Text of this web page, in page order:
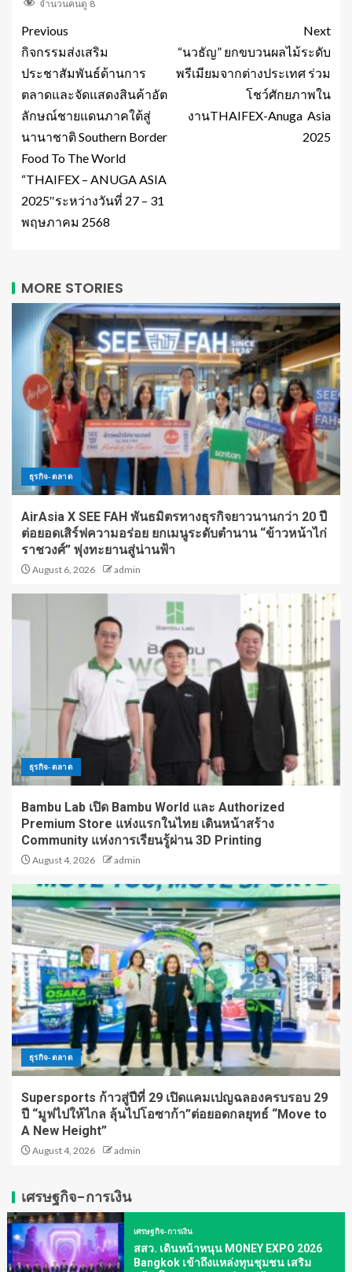
จำนวนคนดู 8
Previous
กิจกรรมส่งเสริม
ประชาสัมพันธ์ด้านการ
ตลาดและจัดแสดงสินค้าอัต
ลักษณ์ชายแดนภาคใต้สู่
นานาชาติ Southern Border
Food To The World
“THAIFEX – ANUGA ASIA
2025″ระหว่างวันที่ 27 – 31
พฤษภาคม 2568
Next
“นวธัญ” ยกขบวนผลไม้ระดับ
พรีเมียมจากต่างประเทศ ร่วม
โชว์ศักยภาพใน
งานTHAIFEX-Anuga Asia
2025
MORE STORIES
ธุรกิจ-ตลาด
AirAsia X SEE FAH พันธมิตรทางธุรกิจยาวนานกว่า 20 ปี
ต่อยอดเสิร์ฟความอร่อย ยกเมนูระดับตำนาน “ข้าวหน้าไก่
ราชวงศ์” พุ่งทะยานสู่น่านฟ้า
August 6, 2026 admin
ธุรกิจ-ตลาด
Bambu Lab เปิด Bambu World และ Authorized
Premium Store แห่งแรกในไทย เดินหน้าสร้าง
Community แห่งการเรียนรู้ผ่าน 3D Printing
August 4, 2026 admin
ธุรกิจ-ตลาด
Supersports ก้าวสู่ปีที่ 29 เปิดแคมเปญฉลองครบรอบ 29
ปี “มูฟไปให้ไกล ลุ้นไปโอซาก้า”ต่อยอดกลยุทธ์ “Move to
A New Height”
August 4, 2026 admin
เศรษฐกิจ-การเงิน
เศรษฐกิจ-การเงิน
สสว. เดินหน้าหนุน MONEY EXPO 2026
Bangkok เข้าถึงแหล่งทุนชุมชน เสริม